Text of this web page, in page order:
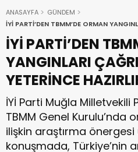
ANASAYFA
GÜNDEM
İYİ PARTİ’DEN TBMM’DE ORMAN
HAZIRLIKLI DEĞİL”
İYİ PARTİ’DEN
YANGINLARI
YETERİNCE
İYİ Parti Muğla Milletvekili
TBMM Genel Kurulu’nda
ilişkin araştırma önergesi
konuşmada, Türkiye’nin